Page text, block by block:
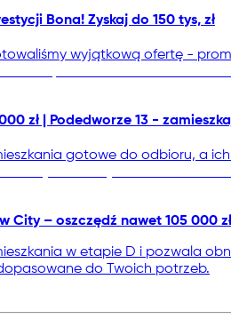
Bona! Zyskaj do 150 tys, zł
wyjątkową ofertę -
zł | Podedworze 13 -
gotowe do odbioru, a ich
City – oszczędź nawet 105 000 zł
w etapie D i pozwala
do Twoich potrzeb.